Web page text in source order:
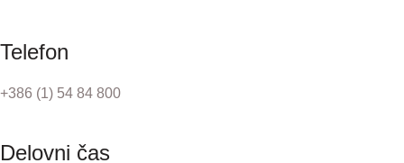
Telefon
+386 (1) 54 84 800
Delovni čas